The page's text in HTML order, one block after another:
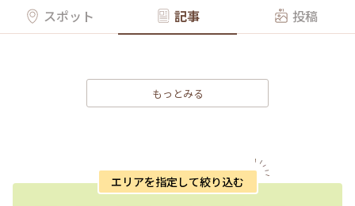
スポット 記事 投稿
もっとみる
エリアを指定して絞り込む